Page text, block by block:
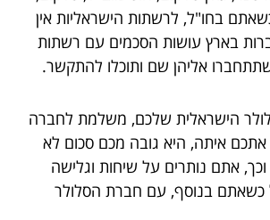
כשאתם בחו"ל, לרשתות הישראליות אין
בארץ עושות הסכמים עם רשתות
אליהן שם ותוכלו להתקשר.
הישראלית שלכם, משלמת לחברה
איתה, היא גובה מכם סכום לא
אתם נותרים על שיחות וגלישה
כשאתם בנוסף, עם חברת הסלולר